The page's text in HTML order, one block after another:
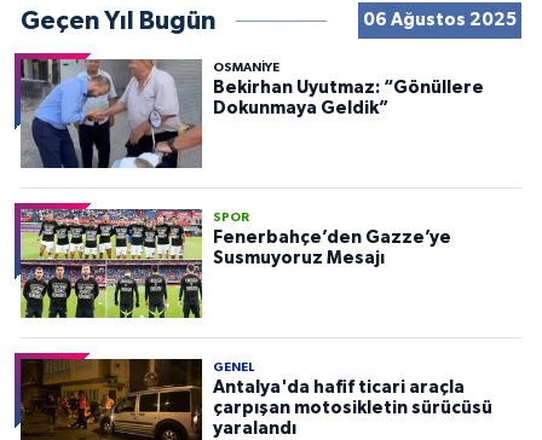
Geçen Yıl Bugün 06 Ağustos 2025
OSMANIYE
Bekirhan Uyutmaz: “Gönüllere
Dokunmaya Geldik”
SPOR
Fenerbahçe’den Gazze’ye
Susmuyoruz Mesajı
GENEL
Antalya'da hafif ticari araçla
çarpışan motosikletin sürücüsü
yaralandı